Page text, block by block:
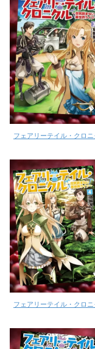
フェアリーテイル・クロ
フェアリーテイル・クロ